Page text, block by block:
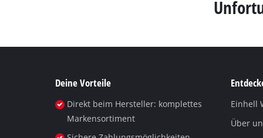
Deine Vorteile
Direkt beim Hersteller: komplettes
Markensortiment
Einhell
Über